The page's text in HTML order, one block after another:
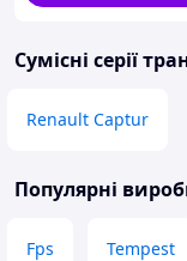
Сумісні серії
Renault Captur
Популярні
Fps Tempest